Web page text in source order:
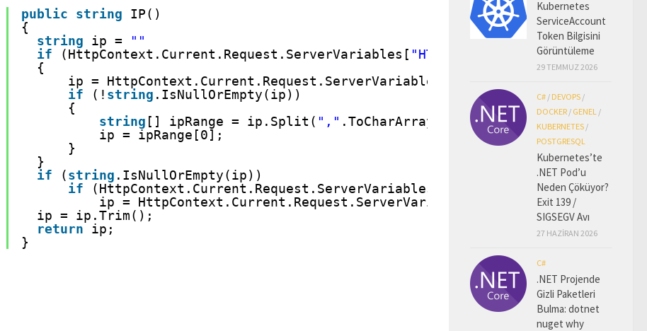
public string
IP()
{
string
ip =
""
if
(HttpContext.Current.Request.ServerVariables[ "HTTP_X_FORWARDED_FOR"] !=
{
ip = HttpContext.Current.Request.ServerVariables[
if
(! string .IsNullOrEmpty(ip))
{
string [] ipRange = ip.Split( "," .ToCharArray());
ip = ipRange[0];
}
}
if
(string .IsNullOrEmpty(ip))
if
(HttpContext.Current.Request.ServerVariables[ "REMOTE_ADDR"] != null
ip = HttpContext.Current.Request.ServerVariables[
"REMOTE_ADDR"
ip = ip.Trim();
return
ip;
}
Kubernetes
ServiceAccount
Token Bilgisini
Görüntüleme
29 TEMMUZ 2026
C# / DEVOPS /
DOCKER / GENEL /
KUBERNETES /
POSTGRESQL
Kubernetes’te
.NET Pod’u
Neden Çöküyor?
Exit 139 /
SIGSEGV Avı
27 HAZIRAN 2026
C#
.NET Projende
Gizli Paketleri
Bulma: dotnet
nuget why